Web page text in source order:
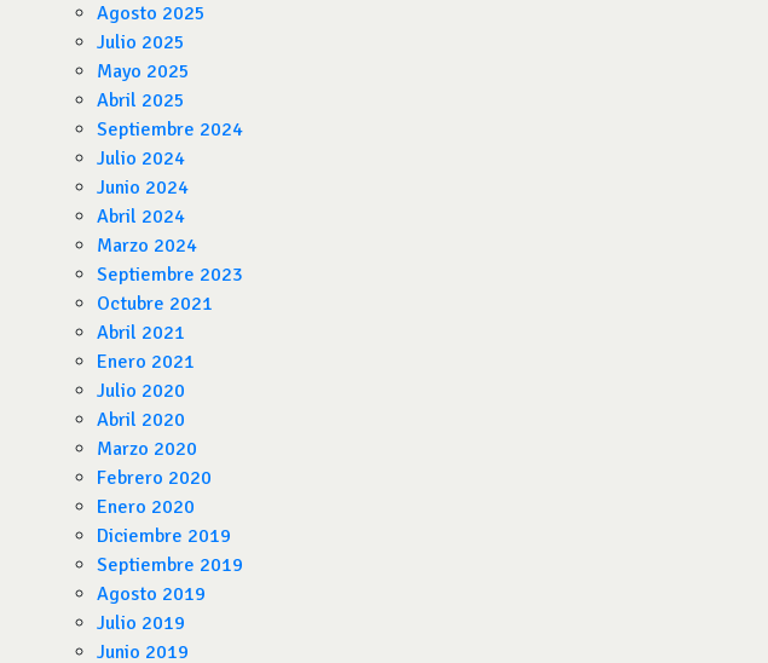
Agosto 2025
Julio 2025
Mayo 2025
Abril 2025
Septiembre 2024
Julio 2024
Junio 2024
Abril 2024
Marzo 2024
Septiembre 2023
Octubre 2021
Abril 2021
Enero 2021
Julio 2020
Abril 2020
Marzo 2020
Febrero 2020
Enero 2020
Diciembre 2019
Septiembre 2019
Agosto 2019
Julio 2019
Junio 2019